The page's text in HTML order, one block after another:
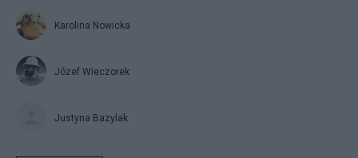
Karolina Nowicka
Józef Wieczorek
Justyna Bazylak